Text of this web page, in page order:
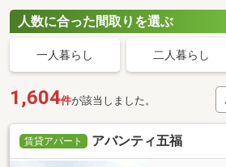
人数に合った間取りを選ぶ
一人暮らし 二人暮らし
1,604件が該当しました。
賃貸アパート アバンティ五福